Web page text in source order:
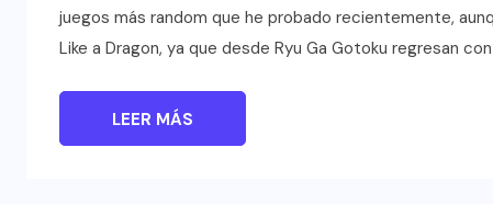
juegos más random que he probado recientemente,
Like a Dragon, ya que desde Ryu Ga Gotoku regresan
LEER MÁS